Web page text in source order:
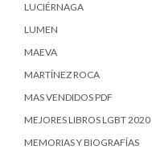
LUCIÉRNAGA
LUMEN
MAEVA
MARTÍNEZ ROCA
MAS VENDIDOS PDF
MEJORES LIBROS LGBT 2020
MEMORIAS Y BIOGRAFÍAS